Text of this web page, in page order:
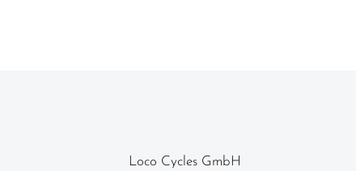
Loco Cycles GmbH